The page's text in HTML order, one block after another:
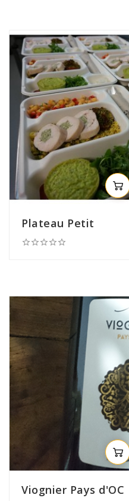
Plateau Petit

Viognier Pays d'OC